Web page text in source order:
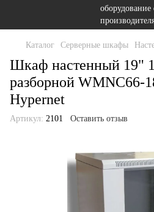
Каталог Серверные шкафы
Шкаф настенный 19"
разборной WMNC66-
Hypernet
Артикул: 2101 Оставить отзыв